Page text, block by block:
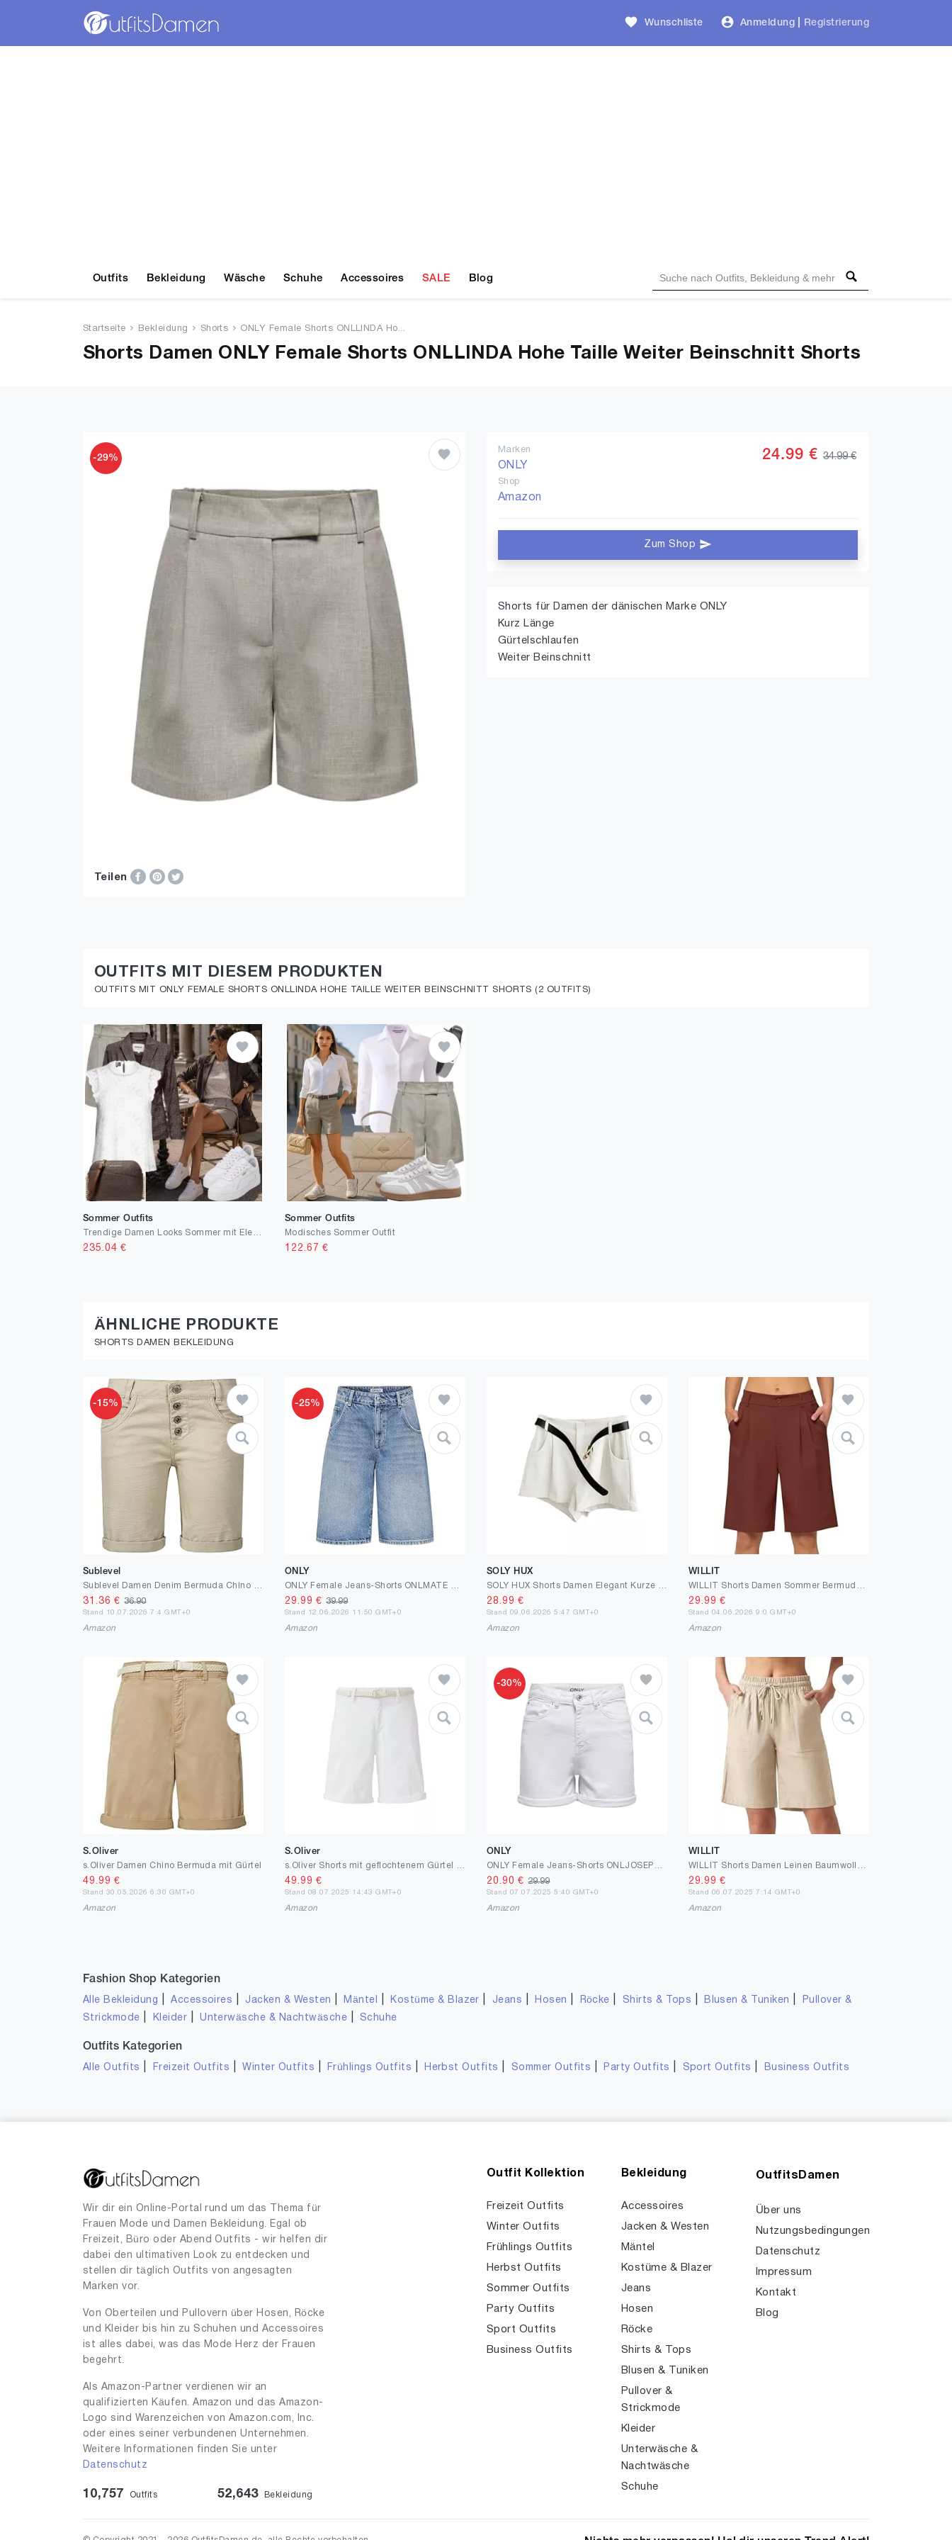
Wunschliste Anmeldung Registrierung
Outfits Bekleidung Wäsche Schuhe Accessoires SALE Blog
Startseite Bekleidung Shorts ONLY Female Shorts ONLLINDA Ho...
Shorts Damen ONLY Female Shorts ONLLINDA Hohe Taille Weiter Beinschnitt Shorts
-29%
Teilen
Marken
ONLY
Shop
Amazon
24.99 € 34.99 €
Zum Shop
Shorts für Damen der dänischen Marke ONLY
Kurz Länge
Gürtelschlaufen
Weiter Beinschnitt
OUTFITS MIT DIESEM PRODUKTEN
OUTFITS MIT ONLY FEMALE SHORTS ONLLINDA HOHE TAILLE WEITER BEINSCHNITT SHORTS (2 OUTFITS)
Sommer Outfits
235.04 €
Sommer Outfits
Modisches Sommer Outfit
122.67 €
ÄHNLICHE PRODUKTE
SHORTS DAMEN BEKLEIDUNG
-15%
Sublevel
31.36 €36.90
Stand 10.07.2026 7:4 GMT+0
Amazon
-25%
ONLY
29.99 €39.99
Stand 12.06.2026 11:50 GMT+0
Amazon
SOLY HUX
28.99 €
Stand 09.06.2026 5:47 GMT+0
Amazon
WILLIT
29.99 €
Stand 04.06.2026 9:0 GMT+0
Amazon
S.Oliver
s.Oliver Damen Chino Bermuda mit Gürtel
49.99 €
Stand 30.05.2026 6:30 GMT+0
Amazon
S.Oliver
49.99 €
Stand 08.07.2025 14:43 GMT+0
Amazon
-30%
ONLY
20.90 €29.99
Stand 07.07.2025 5:40 GMT+0
Amazon
WILLIT
29.99 €
Stand 06.07.2025 7:14 GMT+0
Amazon
Fashion Shop Kategorien
Alle Bekleidung |Accessoires Jacken & Westen Mäntel Kostüme & Blazer Jeans Hosen Röcke Shirts & Tops Blusen & Tuniken
Pullover &
Strickmode
Kleider |Unterwäsche & Nachtwäsche Schuhe
Outfits Kategorien
Alle Outfits Freizeit Outfits |Winter Outfits Frühlings Outfits Herbst Outfits Sommer Outfits Party Outfits Sport Outfits Business Outfits
Wir dir ein Online-Portal rund um das Thema für
Frauen Mode und Damen Bekleidung. Egal ob
Freizeit, Büro oder Abend Outfits - wir helfen dir
dabei den ultimativen Look zu entdecken und
stellen dir täglich Outfits von angesagten
Marken vor.
Von Oberteilen und Pullovern über Hosen, Röcke
und Kleider bis hin zu Schuhen und Accessoires
ist alles dabei, was das Mode Herz der Frauen
begehrt.
Als Amazon-Partner verdienen wir an
qualifizierten Käufen. Amazon und das Amazon-
Logo sind Warenzeichen von Amazon.com, Inc.
oder eines seiner verbundenen Unternehmen.
Weitere Informationen finden Sie unter
Datenschutz
10,757 Outfits 52,643 Bekleidung
Outfit Kollektion
Freizeit Outfits
Winter Outfits
Frühlings Outfits
Herbst Outfits
Sommer Outfits
Party Outfits
Sport Outfits
Business Outfits
Bekleidung
Accessoires
Jacken & Westen
Mäntel
Kostüme & Blazer
Jeans
Hosen
Röcke
Shirts & Tops
Blusen & Tuniken
Pullover &
Strickmode
Kleider
Unterwäsche &
Nachtwäsche
Schuhe
OutfitsDamen
Über uns
Nutzungsbedingungen
Datenschutz
Impressum
Kontakt
Blog